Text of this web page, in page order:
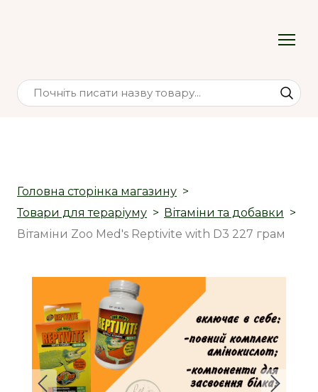
Головна сторінка магазину
Товари для тераріуму
Вітаміни та добавки
Вітаміни Zoo Med's Reptivite with D3 227 грам